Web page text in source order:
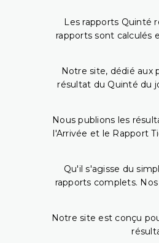
Les rapports Quinté
rapports sont calculés
Notre site, dédié aux
résultat du Quinté du
Nous publions les
l'Arrivée et le Rapport
Qu'il s'agisse du
rapports complets.
Notre site est conçu